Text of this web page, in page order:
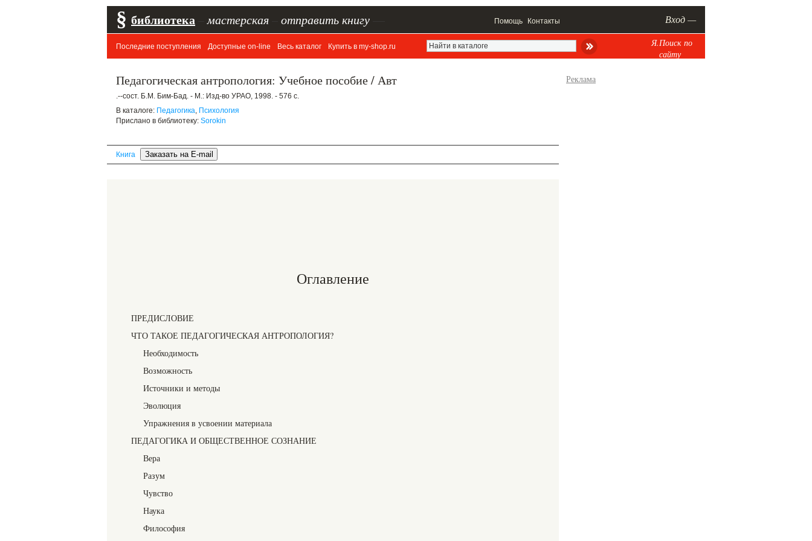
§ библиотека мастерская отправить книгу Помощь Контакты Вход —
Последние поступления Доступные on-line Весь каталог Купить в my-shop.ru
Я.Поиск по
сайту
Педагогическая антропология: Учебное пособие / Авт
.--сост. Б.М. Бим-Бад. - М.: Изд-во УРАО, 1998. - 576 с.
В каталоге: Педагогика, Психология
Прислано в библиотеку: Sorokin
Книга
Оглавление
ПРЕДИСЛОВИЕ
ЧТО ТАКОЕ ПЕДАГОГИЧЕСКАЯ АНТРОПОЛОГИЯ?
Необходимость
Возможность
Источники и методы
Эволюция
Упражнения в усвоении материала
ПЕДАГОГИКА И ОБЩЕСТВЕННОЕ СОЗНАНИЕ
Вера
Разум
Чувство
Наука
Философия
Реклама